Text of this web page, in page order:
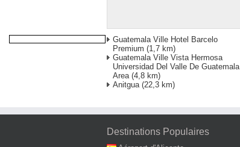
Guatemala Ville Hotel Barcelo
Premium (1,7 km)
Guatemala Ville Vista Hermosa
Universidad Del Valle De Guatemala
Area(4,8 km)
Anitgua(22,3 km)
Destinations Populaires